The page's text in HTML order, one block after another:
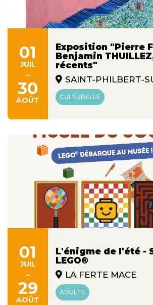
01
JUIL
-
30
AOÛT
Exposition "Pierre
Benjamin
récents"
SAINT-PHILBERT-
CULTURELLE
01
JUIL
-
29
AOÛT
L'énigme de l'été -
LEGO®
LA FERTE MACE
ADULTE